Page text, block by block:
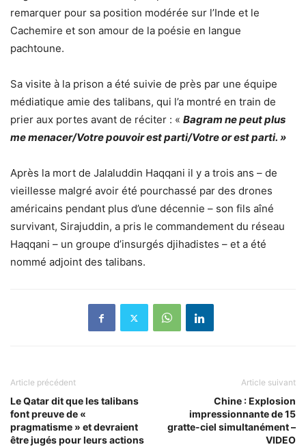
remarquer pour sa position modérée sur l’Inde et le
Cachemire et son amour de la poésie en langue
pachtoune.
Sa visite à la prison a été suivie de près par une équipe
médiatique amie des talibans, qui l’a montré en train de
prier aux portes avant de réciter : « Bagram ne peut plus
me menacer/Votre pouvoir est parti/Votre or est parti. »
Après la mort de Jalaluddin Haqqani il y a trois ans – de
vieillesse malgré avoir été pourchassé par des drones
américains pendant plus d’une décennie – son fils aîné
survivant, Sirajuddin, a pris le commandement du réseau
Haqqani – un groupe d’insurgés djihadistes – et a été
nommé adjoint des talibans.
Article précédent
Le Qatar dit que les talibans
font preuve de «
pragmatisme » et devraient
être jugés pour leurs actions
Article suivant
Chine : Explosion
impressionnante de 15
gratte-ciel simultanément –
VIDEO